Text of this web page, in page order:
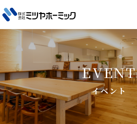
EVENT
イベント